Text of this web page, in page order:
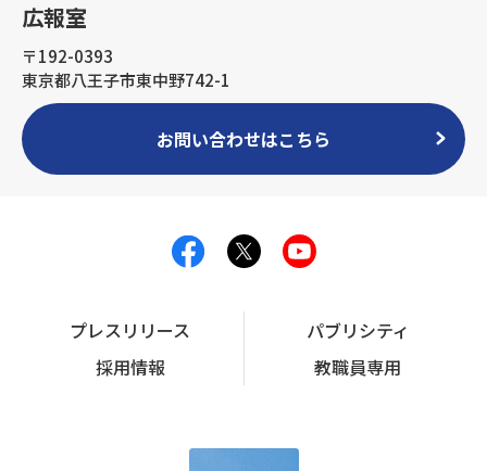
広報室
〒192-0393
東京都八王子市東中野742-1
お問い合わせはこちら
プレスリリース
パブリシティ
採用情報
教職員専用